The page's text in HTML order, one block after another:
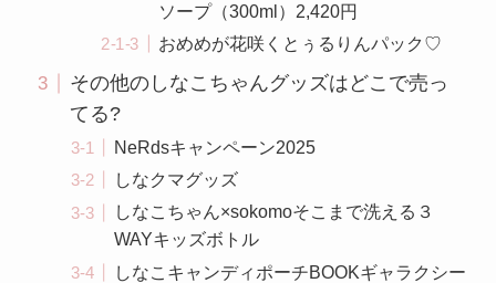
ソープ（300ml）2,420円
おめめが花咲くとぅるりんパック♡
その他のしなこちゃんグッズはどこで売っ
てる?
NeRdsキャンペーン2025
しなクマグッズ
しなこちゃん×sokomoそこまで洗える３
WAYキッズボトル
しなこキャンディポーチBOOKギャラクシー